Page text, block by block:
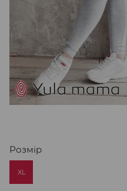
Розмір
XL